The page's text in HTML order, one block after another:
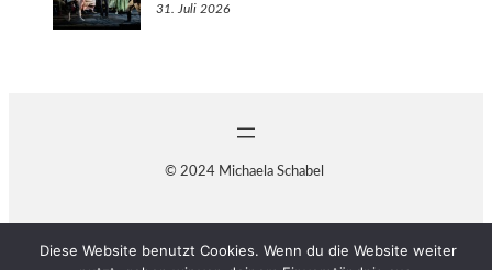
31. Juli 2026
© 2024 Michaela Schabel
Diese Website benutzt Cookies. Wenn du die Website weiter